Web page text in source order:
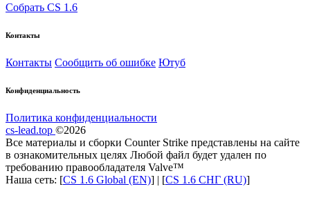
Собрать CS 1.6
Контакты
Контакты Сообщить об ошибке Ютуб
Конфиденциальность
Политика конфиденциальности
cs-lead.top ©2026
Все материалы и сборки Counter Strike представлены на сайте
в ознакомительных целях Любой файл будет удален по
требованию правообладателя Valve™
Наша сеть: [CS 1.6 Global (EN)] | [CS 1.6 СНГ (RU)]